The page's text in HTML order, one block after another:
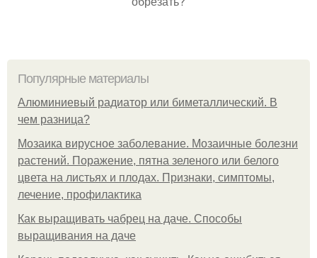
Популярные материалы
Алюминиевый радиатор или биметаллический. В
чем разница?
Мозаика вирусное заболевание. Мозаичные болезни
растений. Поражение, пятна зеленого или белого
цвета на листьях и плодах. Признаки, симптомы,
лечение, профилактика
Как выращивать чабрец на даче. Способы
выращивания на даче